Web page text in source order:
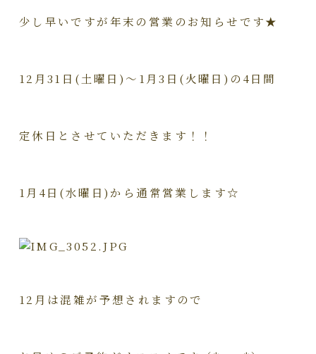
少し早いですが年末の営業のお知らせです★
12月31日(土曜日)～1月3日(火曜日)の4日間
定休日とさせていただきます！！
1月4日(水曜日)から通常営業します☆
12月は混雑が予想されますので